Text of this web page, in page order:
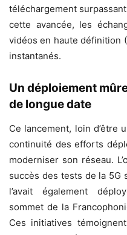
téléchargement
cette avancée, les
vidéos en haute définition
instantanés.
Un déploiement
de longue date
Ce lancement, loin d’être
continuité des efforts
moderniser son réseau.
succès des tests de la 5G
l’avait également
sommet de la
Ces initiatives